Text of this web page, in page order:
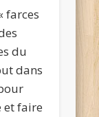
farces
du
dans
et faire